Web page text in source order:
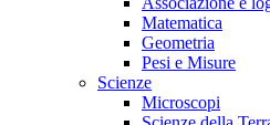
Matematica
Geometria
Pesi e Misure
Scienze
Microscopi